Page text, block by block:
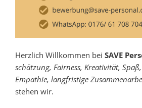
Herzlich Willkommen bei SAVE
schätzung, Fair­ness, Kreativität,
Empathie, lang­fristige
stehen wir.